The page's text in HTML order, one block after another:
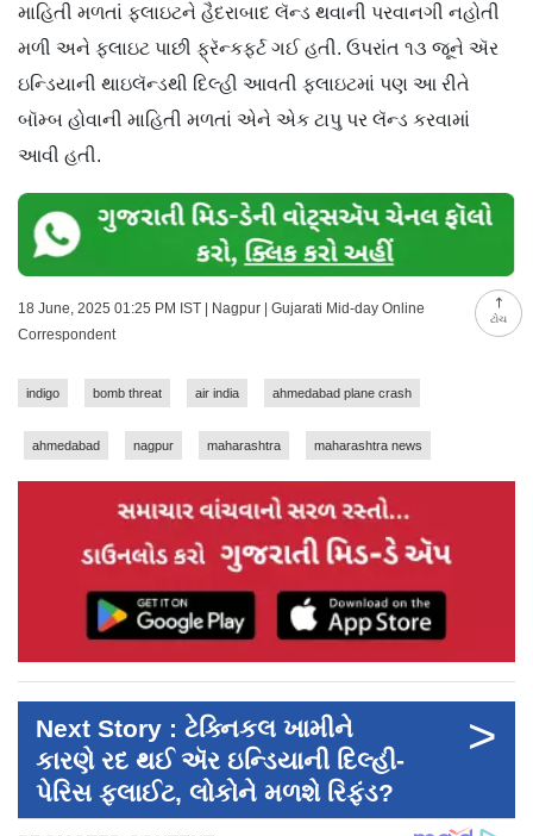
ટોચ
માહિતી મળતાં ફ્લાઇટને હૈદરાબાદ લૅન્ડ થવાની પરવાનગી નહોતી
મળી અને ફ્લાઇટ પાછી ફ્રૅન્કફર્ટ ગઈ હતી. ઉપરાંત ૧૩ જૂને ઍર
ઇન્ડિયાની થાઇલૅન્ડથી દિલ્હી આવતી ફ્લાઇટમાં પણ આ રીતે
બૉમ્બ હોવાની માહિતી મળતાં એને એક ટાપુ પર લૅન્ડ કરવામાં
આવી હતી.
18 June, 2025 01:25 PM IST | Nagpur | Gujarati Mid-day Online
Correspondent
indigo bomb threat air india ahmedabad plane crash
ahmedabad nagpur maharashtra maharashtra news
Next Story : ટેક્નિકલ ખામીને
કારણે રદ થઈ ઍર ઇન્ડિયાની દિલ્હી-
પેરિસ ફ્લાઈટ, લોકોને મળશે રિફંડ?
>